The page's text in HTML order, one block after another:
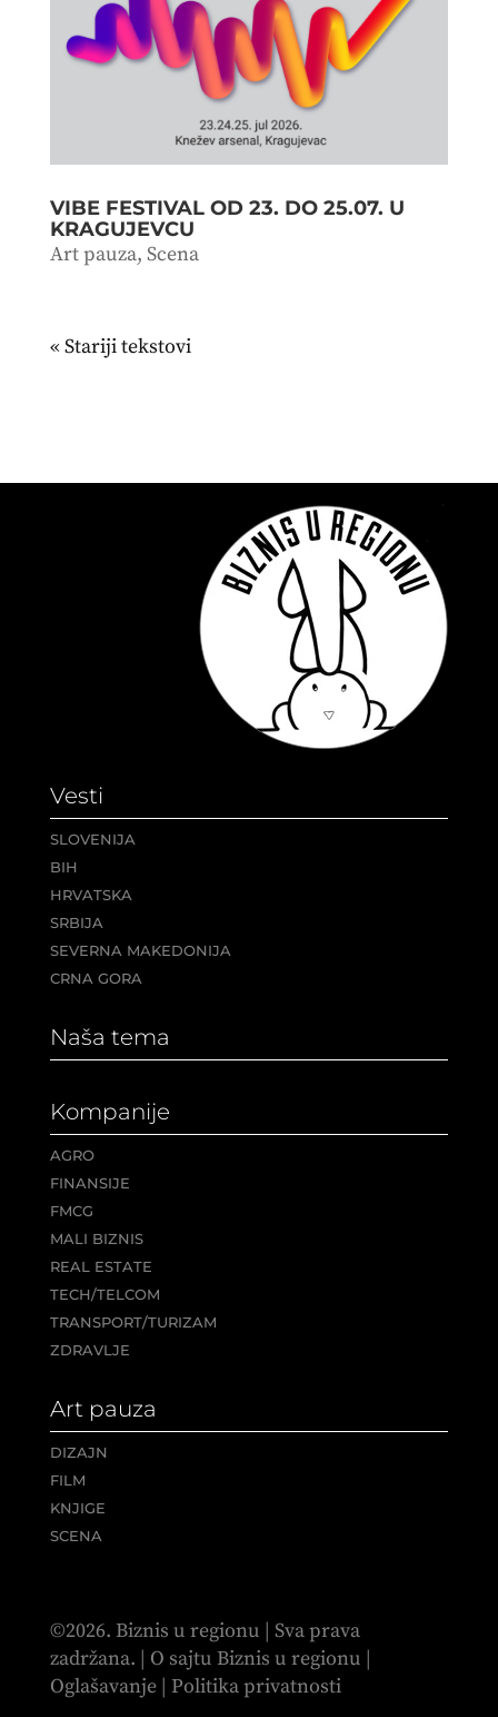
VIBE FESTIVAL OD 23. DO 25.07. U
KRAGUJEVCU
Art pauza, Scena
« Stariji unosi
Vesti
SLOVENIJA
BIH
HRVATSKA
SRBIJA
SEVERNA MAKEDONIJA
CRNA GORA
Naša tema
Kompanije
AGRO
FINANSIJE
FMCG
MALI BIZNIS
REAL ESTATE
TECH/TELCOM
TRANSPORT/TURIZAM
ZDRAVLJE
Art pauza
DIZAJN
FILM
KNJIGE
SCENA
©2026. Biznis u regionu | Sva prava
zadržana. | O sajtu Biznis u regionu |
Oglašavanje| Politika privatnosti